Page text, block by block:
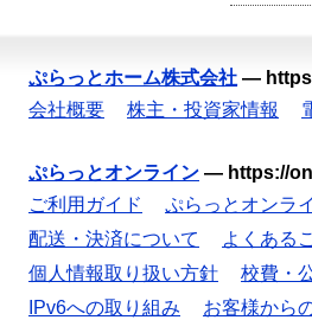
ぷらっとホーム株式会社 —
会社概要
株主・投資家情報
ぷらっとオンライン — https://
ご利用ガイド
ぷらっとオンラ
配送・決済について
よくある
個人情報取り扱い方針
校費・
IPv6への取り組み
お客様から